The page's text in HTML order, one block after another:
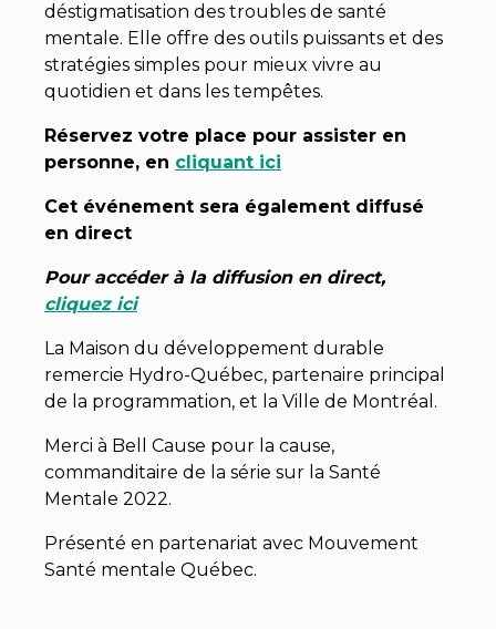
déstigmatisation des troubles de santé
mentale. Elle offre des outils puissants et des
stratégies simples pour mieux vivre au
quotidien et dans les tempêtes.
Réservez votre place pour assister en
personne, en cliquant ici
Cet événement sera également diffusé
en direct
Pour accéder à la diffusion en direct,
cliquez ici
La Maison du développement durable
remercie Hydro-Québec, partenaire principal
de la programmation, et la Ville de Montréal.
Merci à Bell Cause pour la cause,
commanditaire de la série sur la Santé
Mentale 2022.
Présenté en partenariat avec Mouvement
Santé mentale Québec.